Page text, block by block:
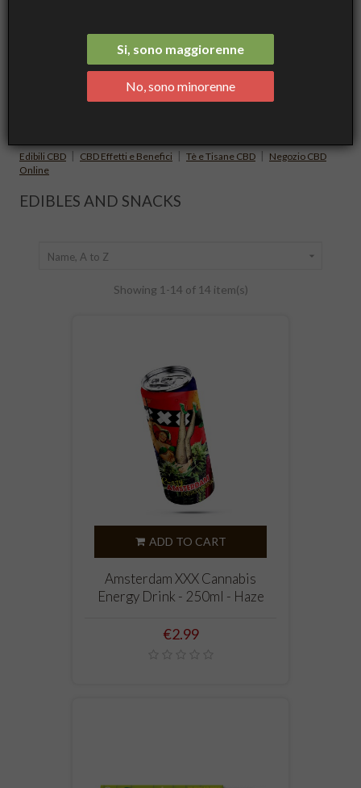
sono prodotti alimentari che contengono
cannabinoidi derivati dalla cannabis light. Tra i più diffusi
troviamo gummies CBD, caramelle alla canapa e altri snack
realizzati con estratti di cannabinoidi.
Edibili CBD | CBD Effetti e Benefici | Tè e Tisane CBD | Negozio CBD
Online
EDIBLES AND SNACKS
Name, A to Z 
Showing 1-14 of 14 item(s)
ADD TO CART
Amsterdam XXX Cannabis
Energy Drink - 250ml - Haze
Price
€2.99
Si, sono maggiorenne
No, sono minorenne